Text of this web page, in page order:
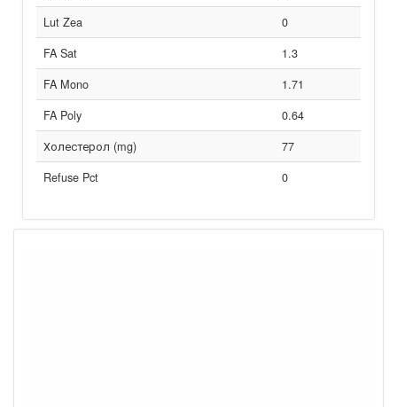
Lut Zea
0
FA Sat
1.3
FA Mono
1.71
FA Poly
0.64
Холестерол (mg)
77
Refuse Pct
0